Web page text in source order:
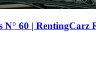
N° 60 | RentingCarz